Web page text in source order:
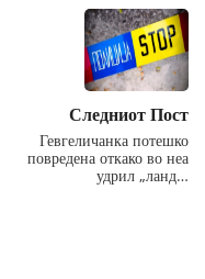
Следниот Пост
Гевгеличанка потешко
повредена откако во неа
удрил „ланд…